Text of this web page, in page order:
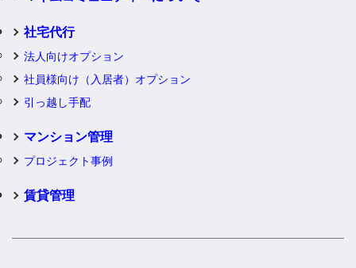
社宅代行
法人向けオプション
社員様向け（入居者）オプション
引っ越し手配
マンション管理
プロジェクト事例
賃貸管理